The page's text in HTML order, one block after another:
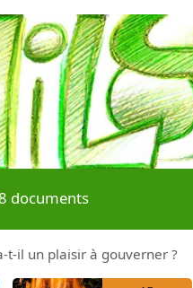
documents
t-il un plaisir à gouverner ?